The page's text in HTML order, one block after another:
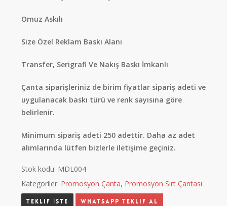
Omuz Askılı
Size Özel Reklam Baskı Alanı
Transfer, Serigrafi Ve Nakış Baskı İmkanlı
Çanta siparişleriniz de birim fiyatlar sipariş adeti ve
uygulanacak baskı türü ve renk sayısına göre
belirlenir.
Minimum sipariş adeti 250 adettir. Daha az adet
alımlarında lütfen bizlerle iletişime geçiniz.
Stok kodu: MDL004
Kategoriler: Promosyon Çanta, Promosyon Sırt Çantası
Whatsapp Teklif Al